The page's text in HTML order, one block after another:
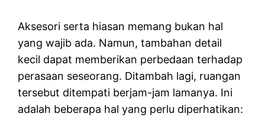
Aksesori serta hiasan memang bukan hal
yang wajib ada. Namun, tambahan detail
kecil dapat memberikan perbedaan terhadap
perasaan seseorang. Ditambah lagi, ruangan
tersebut ditempati berjam-jam lamanya. Ini
adalah beberapa hal yang perlu diperhatikan: